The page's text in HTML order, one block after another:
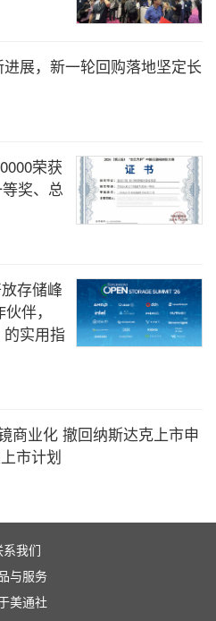
展，新一轮回购落地坚定长
荣获
奖、总
存储峰
伴，
实用指
商业化 撤回纳斯达克上市申
市计划
系我们
与服务
美通社